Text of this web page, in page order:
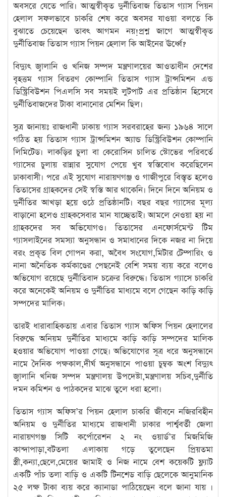
অবসরে যেতে পারি। আত্মস্বীকৃত দুর্নীতিবাজ তিতাস গ্যাস পিয়ন
হেলাল সফলভাবে চাকরি শেষ করে অবসর যাওয়া বলতে কি
বুঝাতে চেয়েছেন তাবৎ আগমন নয়!প্রশ্ন জাগে আত্মস্বীকৃত
দুর্নীতিবাজ তিতাস গ্যাস পিয়ন হেলাল কি আইনের ঊর্ধ্বে?
বিদ্যুৎ জ্বালানি ও খনিজ সম্পদ মন্ত্রণালয়ের আওতাধীন দেশের
বৃহত্তম গ্যাস বিতরণ কোম্পানি তিতাস গ্যাস ট্রান্সমিশন এন্ড
ডিস্ট্রিবিউশন পিএলসি সব সময়ই লুটপাট এর প্রতিষ্ঠান হিসেবে
দুর্নীতিবাজদের টাকা বানানোর মেশিন ছিল।
সুত্র জানায়ঃ রাজধানী ঢাকায় গ্যাস সরবরাহের জন্য ১৯৬৪ সালে
গঠিত হয় তিতাস গ্যাস ট্রান্সমিশন অ্যান্ড ডিস্ট্রিবিউশন কোম্পানি
লিমিটেড। লাকড়ির চুলা বা কেরোসিন চালিত স্টোভের পরিবর্তে
গ্যাসের চুলায় রান্নার সুযোগ পেয়ে খুব স্বস্তিবোধ করেছিলেন
ঢাকাবাসী। পরে এই সুযোগ নারায়ণগঞ্জ ও গাজীপুরে বিস্তৃত হলেও
তিতাসের গ্রাহকদের সেই স্বস্তি আর থাকেনি। দিনে দিনে অনিয়ম ও
দুর্নীতির আখড়া হয়ে ওঠে প্রতিষ্ঠানটি। বছর বছর গ্যাসের মূল্য
বাড়ানো হলেও গ্রাহকসেবার মান যাচ্ছেতাই। আমলে নেওয়া হয় না
গ্রাহকদের সব অভিযোগও। তিতাসের এনফোর্সমেন্ট টিম
গ্যাসলাইনের সমস্যা অনুসন্ধান ও সমাধানের দিকে নজর না দিয়ে
বরং প্রকৃত বিল গোপন করা, অবৈধ সংযোগ,মিটার টেম্পারিং ও
নানা অনৈতিক কর্মকাণ্ডের পেছনেই বেশি সময় ব্যয় করে বলেও
অভিযোগ রয়েছে দুর্নীতিবাদ চক্রের বিরুদ্ধে। তিতাস গ্যাসে চাকরি
করে অনেকেই অনিয়ম ও দুর্নীতির মাধ্যমে বলে গেছেন কাড়ি কাড়ি
সম্পদের মালিক।
তারই ধারাবাহিকতায় এবার তিতাস গ্যাস অফিস পিয়ন হেলালের
বিরুদ্ধে অনিয়ম দুর্নীতির মাধ্যমে কাড়ি কাড়ি সম্পদের মালিক
হওয়ার অভিযোগ পাওয়া গেছে। অভিযোগের সূত্র ধরে অনুসন্ধানে
নামে দৈনিক পক্ষকাল,দীর্ঘ অনুসন্ধানে পাওয়া চুম্বক অংশ বিদ্যুৎ
জ্বালানি খনিজ সম্পদ মন্ত্রণালয় উপদেষ্টা,মন্ত্রণালয় সচিব,দুর্নীতি
দমন কমিশন ও পাঠকদের মাঝে তুলে ধরা হলো।
তিতাস গ্যাস অফিস’র পিয়ন হেলাল চাকরি জীবনে নজিরবিহীন
অনিয়ম ও দুর্নীতির মাধ্যমে রাজধানী ঢাকার পার্শ্ববর্তী জেলা
নারায়ণগঞ্জ সিটি কর্পোরেশন ২ নং ওয়ার্ড’র মিজমিজি
কান্দাপাড়া,বটতলা এলাকায় গড়ে তুলেছেন প্রিয়তমা
স্ত্রী,কন্যা,ছেলে,মেয়ের জামাই ও নিজ নামে বেশ কয়েকটি ফ্ল্যাট
একটি পাঁচ তলা বাড়ি ও একটি টিনশেড বাড়ি ছেলেকে আনুমানিক
২৫ লক্ষ টাকা ব্যয় করে ক্যানাডা পাঠিয়েছেন বলে জানা যায় ।